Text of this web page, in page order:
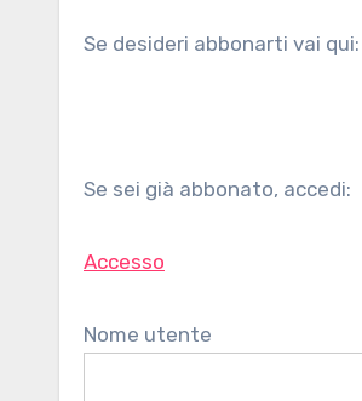
Se desideri abbonarti vai qui:
Se sei già abbonato, accedi:
Accesso
Nome utente